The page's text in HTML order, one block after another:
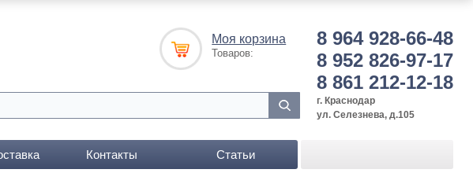
8 964 928-66-48
8 952 826-97-17
8 861 212-12-18
г. Краснодар
ул. Селезнева, д.105
Моя корзина
Товаров:
Контакты Статьи